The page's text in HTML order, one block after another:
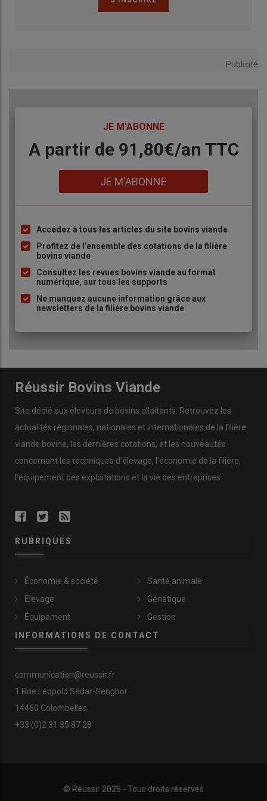
restauration collective se
Publicité
JE M'ABONNE
Body
A partir de 91,80€/an​ TTC
JE M'ABONNE
Liste
à
puce
Accédez à tous les articles du site bovins viande
Profitez de l’ensemble des cotations de la filière
bovins viande
Consultez les revues bovins viande au format
numérique, sur tous les supports
Ne manquez aucune information grâce aux
newsletters de la filière bovins viande
Réussir Bovins Viande
Site dédié aux éleveurs de bovins allaitants. Retrouvez les
actualités régionales, nationales et internationales de la filière
viande bovine, les dernières cotations, et les nouveautés
concernant les techniques d’élevage, l’économie de la filière,
l’équipement des exploitations et la vie des entreprises.
RUBRIQUES
Économie & société
Élevage
Équipement
Santé animale
Génétique
Gestion
INFORMATIONS DE CONTACT
communication@reussir.fr
1 Rue Léopold Sédar-Senghor
14460 Colombelles
+33 (0)2 31 35 87 28
© Réussir 2026 - Tous droits réservés